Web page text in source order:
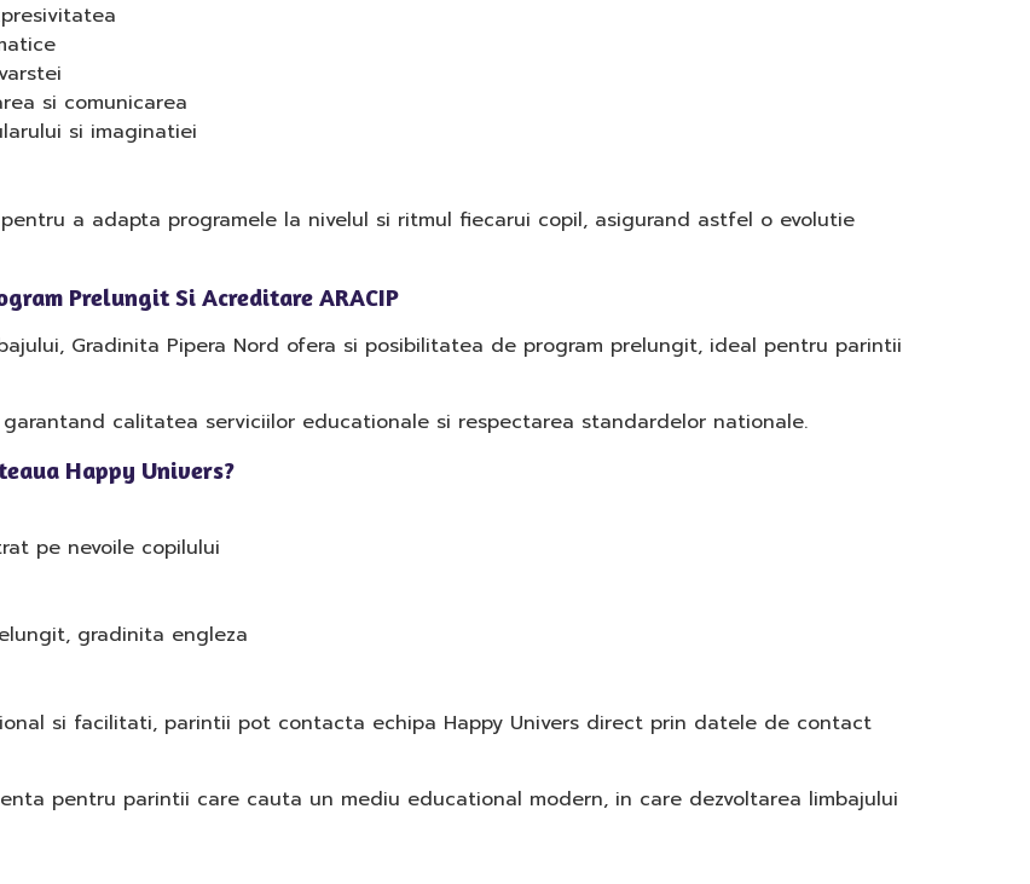
si comunicarea
si imaginatiei
a adapta programele la nivelul si ritmul fiecarui copil, asigurand astfel o evolutie
Prelungit Si Acreditare ARACIP
Gradinita Pipera Nord ofera si posibilitatea de program prelungit, ideal pentru parintii
calitatea serviciilor educationale si respectarea standardelor nationale.
Happy Univers?
pe nevoile copilului
gradinita engleza
si facilitati, parintii pot contacta echipa Happy Univers direct prin datele de contact
pentru parintii care cauta un mediu educational modern, in care dezvoltarea limbajului